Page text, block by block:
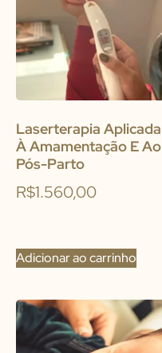
Laserterapia Aplicada
À Amamentação E Ao
Pós-Parto
R$1.560,00
Adicionar ao carrinho